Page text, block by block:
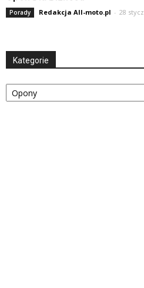
Porady Redakcja All-moto.pl - 28
Kategorie
Kategorie